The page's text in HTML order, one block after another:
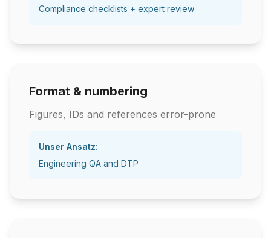
Compliance checklists + expert review
Format & numbering
Figures, IDs and references error-prone
Unser Ansatz:
Engineering QA and DTP